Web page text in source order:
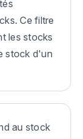
Ce filtre
les stocks
stock d'un
au stock